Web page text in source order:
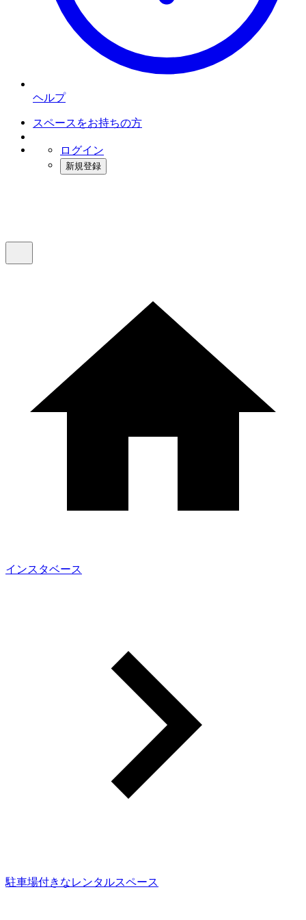
ヘルプ
スペースをお持ちの方
ログイン
新規登録
インスタベース
駐車場付きなレンタルスペース